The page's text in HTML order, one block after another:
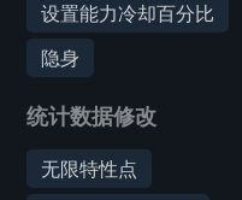
设置能力冷却百分比
隐身
统计数据修改
无限特性点